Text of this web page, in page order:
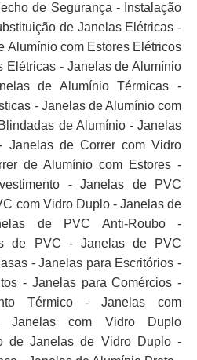
de Segurança - Instalação
de Janelas Elétricas -
Alumínio com Estores Elétricos
Elétricas - Janelas de Alumínio
de Alumínio Térmicas -
- Janelas de Alumínio com
de Alumínio - Janelas
Janelas de Correr com Vidro
de Alumínio com Estores -
- Janelas de PVC
com Vidro Duplo - Janelas de
de PVC Anti-Roubo -
de PVC - Janelas de PVC
- Janelas para Escritórios -
- Janelas para Comércios -
Térmico - Janelas com
Janelas com Vidro Duplo
de Janelas de Vidro Duplo -